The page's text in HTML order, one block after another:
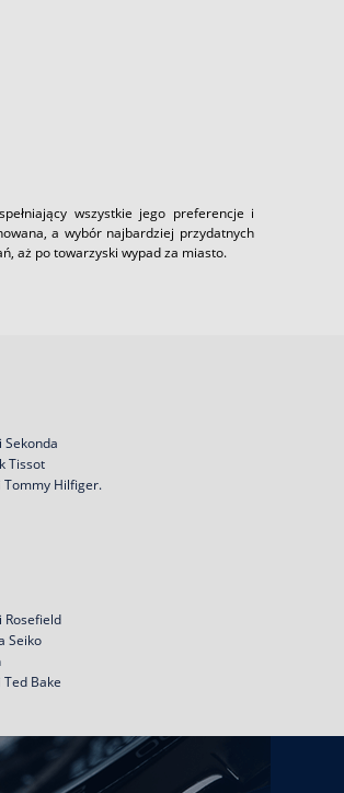
wszystkie jego preferencje i
a wybór najbardziej przydatnych
aż po towarzyski wypad za miasto.
Sekonda
Tissot
Tommy Hilfiger.
Rosefield
Seiko
Bake